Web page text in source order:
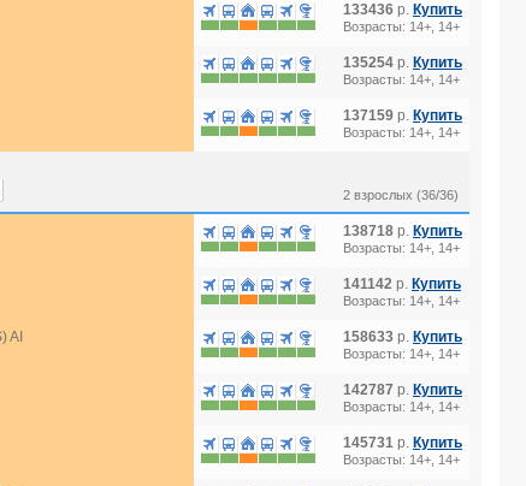
133436 р. Купить
Возрасты: 14+, 14+
135254 р. Купить
Возрасты: 14+, 14+
137159 р. Купить
Возрасты: 14+, 14+
2 взрослых (36/36)
138718 р. Купить
Возрасты: 14+, 14+
141142 р. Купить
Возрасты: 14+, 14+
AI
158633 р. Купить
Возрасты: 14+, 14+
142787 р. Купить
Возрасты: 14+, 14+
145731 р. Купить
Возрасты: 14+, 14+